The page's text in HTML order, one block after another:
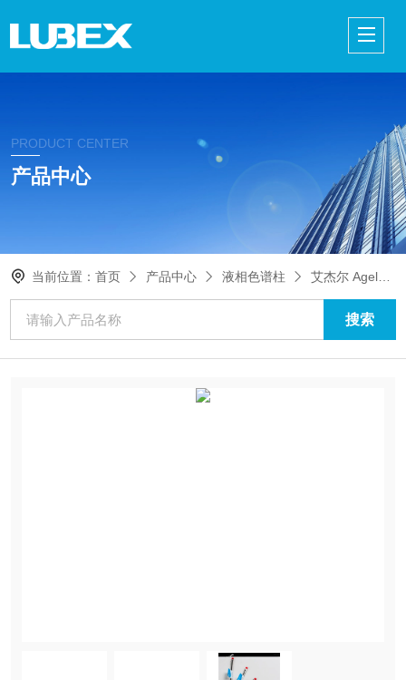
PRODUCT CENTER
产品中心
当前位置：首页 产品中心 液相色谱柱 艾杰尔 Agela